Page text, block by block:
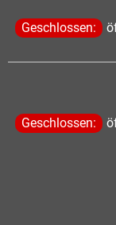
Klicken, um
Geschlossen:
Klicken, um
Geschlossen: